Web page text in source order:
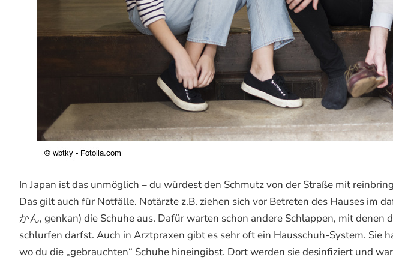
In Japan ist das unmöglich – du würdest den Schmutz von der Straße mit
Das gilt auch für Notfälle. Notärzte z.B. ziehen sich vor Betreten des Hauses im
かん, genkan) die Schuhe aus. Dafür warten schon andere Schlappen, mit denen
schlurfen darfst. Auch in Arztpraxen gibt es sehr oft ein Hausschuh-System. Sie
wo du die „gebrauchten“ Schuhe hineingibst. Dort werden sie desinfiziert und